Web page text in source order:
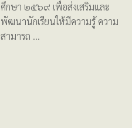
ศึกษา ๒๕๖๙ เพื่อส่งเสริมและ
พัฒนานักเรียนให้มีความรู้ ความ
สามารถ …